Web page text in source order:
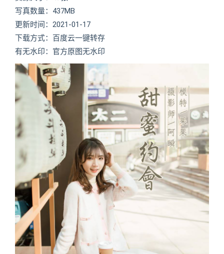
写真数量：437MB
更新时间：2021-01-17
下载方式：百度云一键转存
有无水印：官方原图无水印